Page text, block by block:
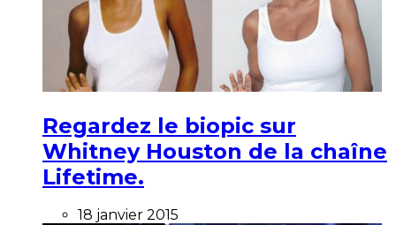
Regardez le biopic sur
Whitney Houston de la chaîne
Lifetime.
18 janvier 2015